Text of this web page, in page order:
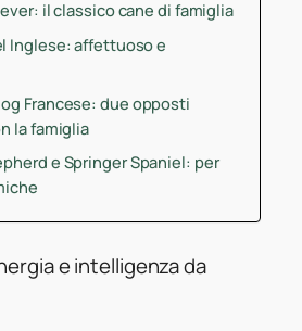
il classico cane di famiglia
Inglese: affettuoso e
Francese: due opposti
la famiglia
e Springer Spaniel: per
e intelligenza da